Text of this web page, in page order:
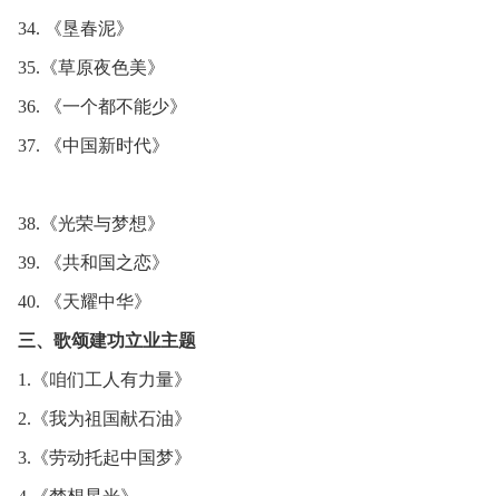
34. 《垦春泥》
35.《草原夜色美》
36. 《一个都不能少》
37. 《中国新时代》
38.《光荣与梦想》
39. 《共和国之恋》
40. 《天耀中华》
三、歌颂建功立业主题
1.《咱们工人有力量》
2.《我为祖国献石油》
3.《劳动托起中国梦》